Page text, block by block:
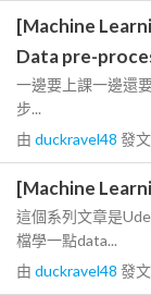
[Machine
Data pre-
一邊要上課一邊還
步...
由 duckravel48 發文
[Machine
這個系列文章是
檔學一點data...
由 duckravel48 發文